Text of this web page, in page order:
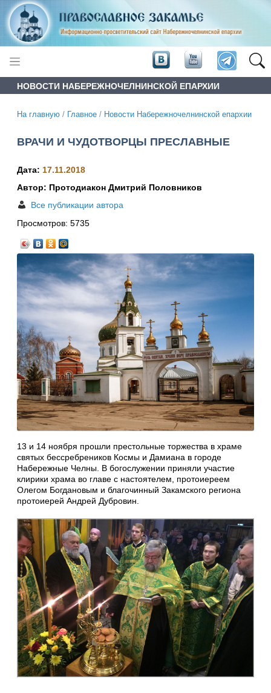
НОВОСТИ НАБЕРЕЖНОЧЕЛНИНСКОЙ ЕПАРХИИ
На главную / Главное / Новости Набережночелнинской епархии
ВРАЧИ И ЧУДОТВОРЦЫ ПРЕСЛАВНЫЕ
Дата: 17.11.2018
Автор: Протодиакон Дмитрий Половников
Все публикации автора
Просмотров: 5735
13 и 14 ноября прошли престольные торжества в храме
святых бессребреников Космы и Дамиана в городе
Набережные Челны. В богослужении приняли участие
клирики храма во главе с настоятелем, протоиереем
Олегом Богдановым и благочинный Закамского региона
протоиерей Андрей Дубровин.